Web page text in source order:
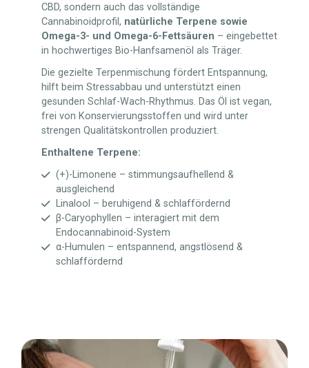
CBD, sondern auch das vollständige
Cannabinoidprofil, natürliche Terpene sowie
Omega-3- und Omega-6-Fettsäuren – eingebettet
in hochwertiges Bio-Hanfsamenöl als Träger.
Die gezielte Terpenmischung fördert Entspannung,
hilft beim Stressabbau und unterstützt einen
gesunden Schlaf-Wach-Rhythmus. Das Öl ist vegan,
frei von Konservierungsstoffen und wird unter
strengen Qualitätskontrollen produziert.
Enthaltene Terpene:
(+)-Limonene – stimmungsaufhellend &
ausgleichend
Linalool – beruhigend & schlaffördernd
β-Caryophyllen – interagiert mit dem
Endocannabinoid-System
α-Humulen – entspannend, angstlösend &
schlaffördernd